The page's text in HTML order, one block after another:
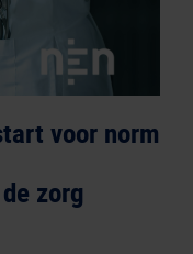
voor norm
zorg